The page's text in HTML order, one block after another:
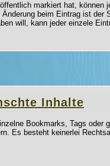
markiert hat, können
beim Eintrag ist
will, kann jeder einzele
Inhalte
Bookmarks, Tags oder
Es besteht keinerlei